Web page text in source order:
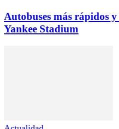
Autobuses más rápidos y
Yankee Stadium